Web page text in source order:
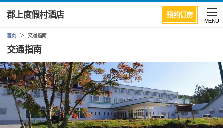
预约订房
郡上度假村酒店
MENU
首页 交通指南
交通指南